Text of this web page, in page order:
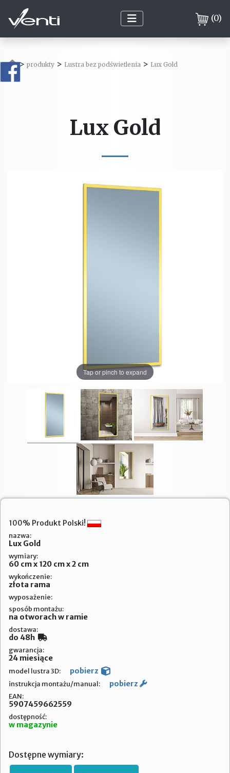
(0)
> produkty > Lustra bez podświetlenia > Lux Gold
Lux Gold
Tap or pinch to expand
100% Produkt Polski!
nazwa:
Lux Gold
wymiary:
60 cm x 120 cm x 2 cm
wykończenie:
złota rama
wyposażenie:
sposób montażu:
na otworach w ramie
dostawa:
do 48h
gwarancja:
24 miesiące
model lustra 3D: pobierz
instrukcja montażu/manual: pobierz
EAN:
5907459662559
dostępność:
w magazynie
Dostępne wymiary: